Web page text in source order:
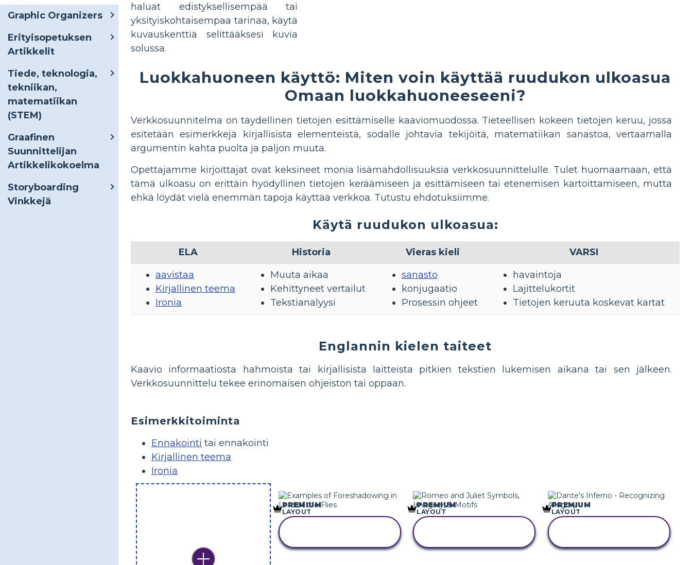
Graphic Organizers
Erityisopetuksen
Artikkelit
Tiede, teknologia,
tekniikan,
matematiikan
(STEM)
Graafinen
Suunnittelijan
Artikkelikokoelma
Storyboarding
Vinkkejä
haluat edistyksellisempää tai
yksityiskohtaisempaa tarinaa, käytä
kuvauskenttiä selittääksesi kuvia
solussa.
Luokkahuoneen käyttö: Miten voin käyttää ruudukon ulkoasua
Omaan luokkahuoneeseeni?
Verkkosuunnitelma on täydellinen tietojen esittämiselle kaaviomuodossa. Tieteellisen kokeen tietojen keruu, jossa
esitetään esimerkkejä kirjallisista elementeistä, sodalle johtavia tekijöitä, matematiikan sanastoa, vertaamalla
argumentin kahta puolta ja paljon muuta.
Opettajamme kirjoittajat ovat keksineet monia lisämahdollisuuksia verkkosuunnittelulle. Tulet huomaamaan, että
tämä ulkoasu on erittäin hyödyllinen tietojen keräämiseen ja esittämiseen tai etenemisen kartoittamiseen, mutta
ehkä löydät vielä enemmän tapoja käyttää verkkoa. Tutustu ehdotuksiimme.
Käytä ruudukon ulkoasua:
ELA Historia Vieras kieli
VARSI
aavistaa
Kirjallinen teema
Ironia
Muuta aikaa
Kehittyneet vertailut
Tekstianalyysi
sanasto
konjugaatio
Prosessin ohjeet
havaintoja
Lajittelukortit
Tietojen keruuta koskevat kartat
Englannin kielen taiteet
Kaavio informaatiosta hahmoista tai kirjallisista laitteista pitkien tekstien lukemisen aikana tai sen jälkeen.
Verkkosuunnittelu tekee erinomaisen ohjeiston tai oppaan.
Esimerkkitoiminta
Ennakointi tai ennakointi
Kirjallinen teema
Ironia
PREMIUM
LAYOUT
PREMIUM
LAYOUT
PREMIUM
LAYOUT